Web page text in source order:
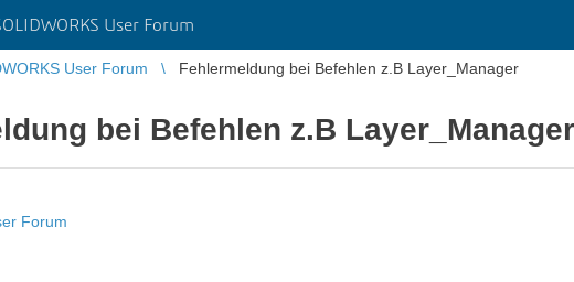
User Forum
User Forum Fehlermeldung bei Befehlen z.B Layer_Manager
bei Befehlen z.B Layer_Manager
Forum